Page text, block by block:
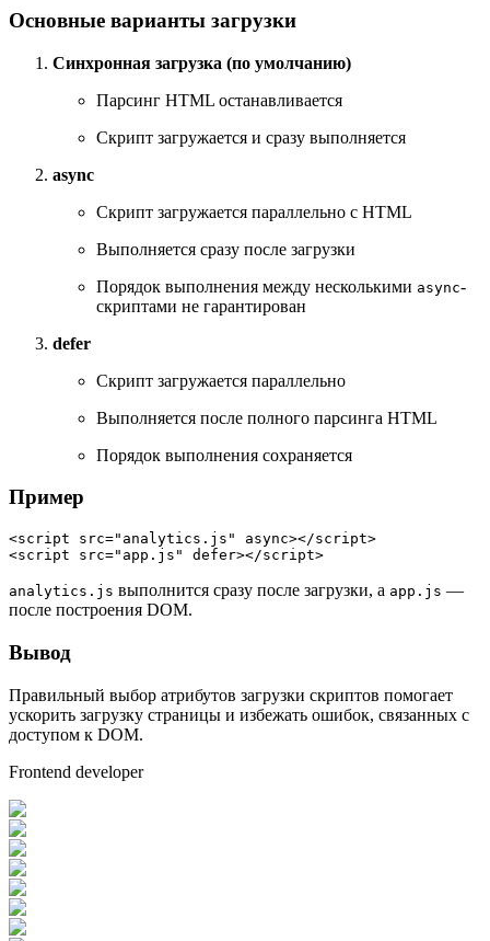
Основные варианты загрузки
Синхронная загрузка (по умолчанию)
Парсинг HTML останавливается
Скрипт загружается и сразу выполняется
async
Скрипт загружается параллельно с HTML
Выполняется сразу после загрузки
Порядок выполнения между несколькими async-
скриптами не гарантирован
defer
Скрипт загружается параллельно
Выполняется после полного парсинга HTML
Порядок выполнения сохраняется
Пример
<script src="analytics.js" async></script>
<script src="app.js" defer></script>
analytics.js выполнится сразу после загрузки, а app.js —
после построения DOM.
Вывод
Правильный выбор атрибутов загрузки скриптов помогает
ускорить загрузку страницы и избежать ошибок, связанных с
доступом к DOM.
Frontend developer